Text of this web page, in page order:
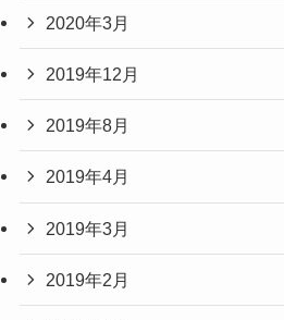
2020年3月
2019年12月
2019年8月
2019年4月
2019年3月
2019年2月